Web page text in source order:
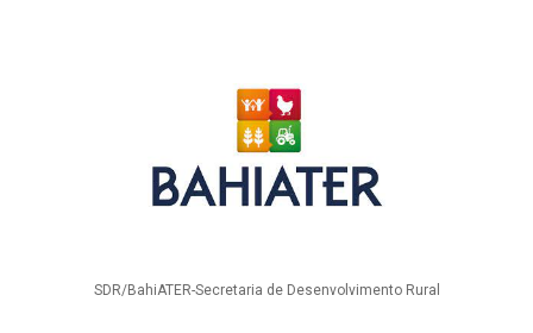
SDR/BahiATER-Secretaria de Desenvolvimento Rural